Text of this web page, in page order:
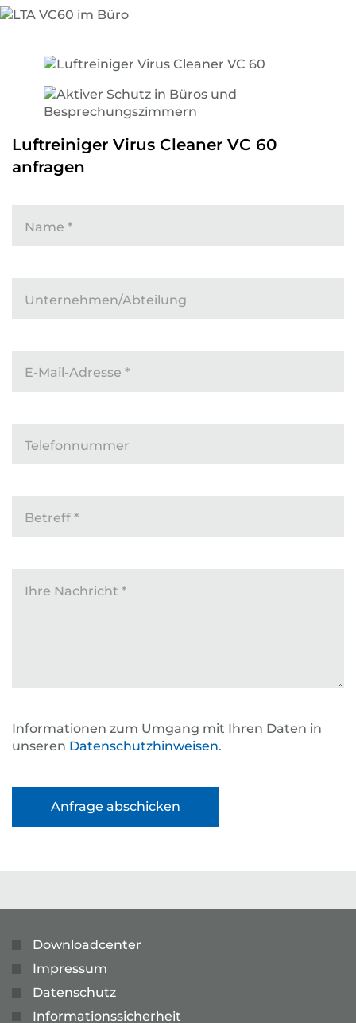
Luftreiniger Virus Cleaner VC 60
anfragen
Name *
Unternehmen/Abteilung
E-Mail-Adresse *
Telefonnummer
Betreff *
Ihre Nachricht *
Informationen zum Umgang mit Ihren Daten in
unseren Datenschutzhinweisen.
Downloadcenter
Impressum
Datenschutz
Informationssicherheit